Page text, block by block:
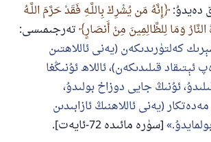
دەيدۇ: إِنَّهُ مَن يُشْرِكْ بِاللَّـهِ فَقَدْ حَرَّمَ اللَّـهُ
وَمَا لِلظَّالِمِينَ مِنْ أَنصَارٍ تەرجىمىسى:
كەلتۈرىدىكەن (يەنى ئاللاھتىن
ئېتىقاد قىلىدىكەن)، ئاللاھ ئۇنىڭغا
ئۇنىڭ جايى دوزاخ بولىدۇ،
(يەنى ئاللاھنىڭ ئازابىدىن
[سۈرە مائىدە 72-ئايەت].